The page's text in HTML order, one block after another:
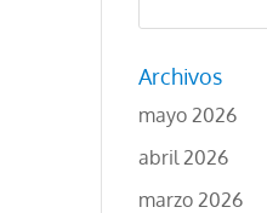
Archivos
mayo 2026
abril 2026
marzo 2026